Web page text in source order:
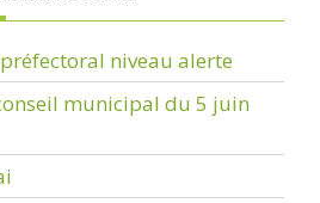
niveau alerte
municipal du 5 juin